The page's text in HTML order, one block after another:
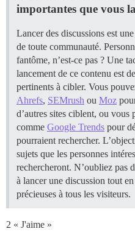
importantes que vous
Lancer des discussions est
de toute communauté.
fantôme, n’est-ce pas ? Une
lancement de ce contenu est
pertinents à cibler. Vous
Ahrefs, SEMrush ou Moz
d’autres sites ciblent, ou
comme Google Trends pour
pourraient rechercher.
sujets que les personnes
rechercheront. N’oubliez pas
à lancer une discussion tout
précieuses à tous les visiteurs.
2 « J'aime »